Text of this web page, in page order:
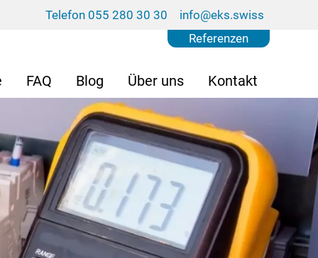
info@eks.swiss
Telefon 055 280 30 30
FAQ Blog Über uns Kontakt
Referenzen